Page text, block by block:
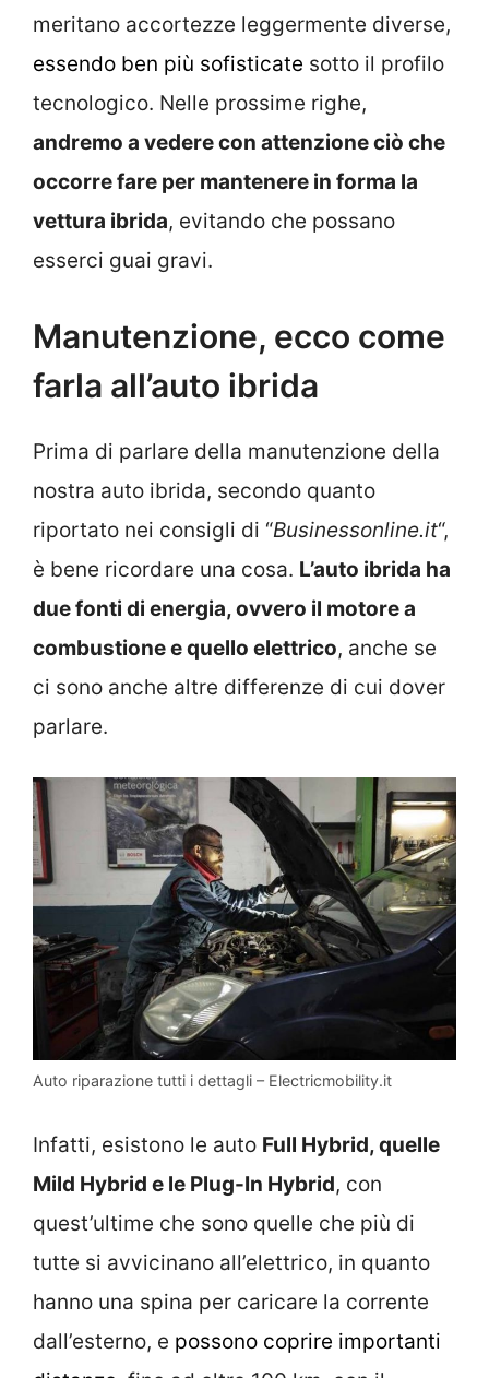
meritano accortezze leggermente diverse,
essendo ben più sofisticate sotto il profilo
tecnologico. Nelle prossime righe,
andremo a vedere con attenzione ciò che
occorre fare per mantenere in forma la
vettura ibrida, evitando che possano
esserci guai gravi.
Manutenzione, ecco come
farla all’auto ibrida
Prima di parlare della manutenzione della
nostra auto ibrida, secondo quanto
riportato nei consigli di “Businessonline.it“,
è bene ricordare una cosa. L’auto ibrida ha
due fonti di energia, ovvero il motore a
combustione e quello elettrico, anche se
ci sono anche altre differenze di cui dover
parlare.
Auto riparazione tutti i dettagli – Electricmobility.it
Infatti, esistono le auto Full Hybrid, quelle
Mild Hybrid e le Plug-In Hybrid, con
quest’ultime che sono quelle che più di
tutte si avvicinano all’elettrico, in quanto
hanno una spina per caricare la corrente
dall’esterno, e possono coprire importanti